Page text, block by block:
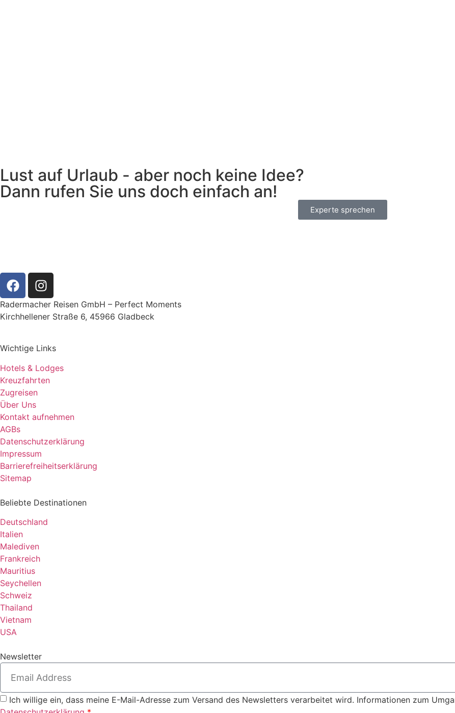
Lust auf Urlaub - aber noch keine Idee?
Dann rufen Sie uns doch einfach an!
Experte sprechen
Radermacher Reisen GmbH – Perfect Moments
Kirchhellener Straße 6, 45966 Gladbeck
Wichtige Links
Hotels & Lodges
Kreuzfahrten
Zugreisen
Über Uns
Kontakt aufnehmen
AGBs
Datenschutzerklärung
Impressum
Barrierefreiheitserklärung
Sitemap
Beliebte Destinationen
Deutschland
Italien
Malediven
Frankreich
Mauritius
Seychellen
Schweiz
Thailand
Vietnam
USA
Newsletter
Ich willige ein, dass meine E-Mail-Adresse zum Versand des Newsletters verarbeitet wird. Informationen zum